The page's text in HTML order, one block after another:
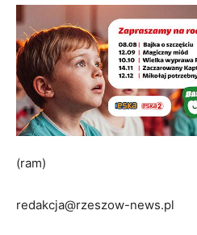
(ram)
redakcja@rzeszow-news.pl